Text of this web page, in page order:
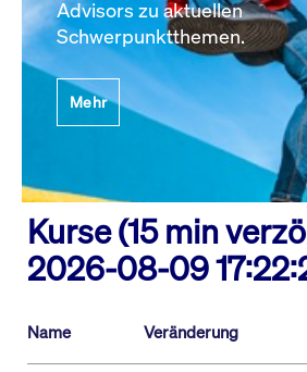
Advisors zu aktuellen
Schwerpunktthemen.
Mehr
Kurse (15 min
2026-08-09
Name Veränderung